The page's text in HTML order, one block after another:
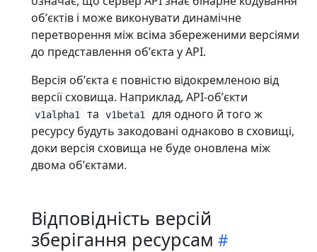
обʼєктів і може виконувати динамічне
перетворення між всіма збереженими версіями
до представлення обʼєкта у API.
Версія обʼєкта є повністю відокремленою від
версії сховища. Наприклад, API-обʼєкти
v1alpha1 та v1beta1
для одного й того ж
ресурсу будуть закодовані однаково в сховищі,
доки версія сховища не буде оновлена ​​між
двома обʼєктами.
Відповідність версій
зберігання ресурсам